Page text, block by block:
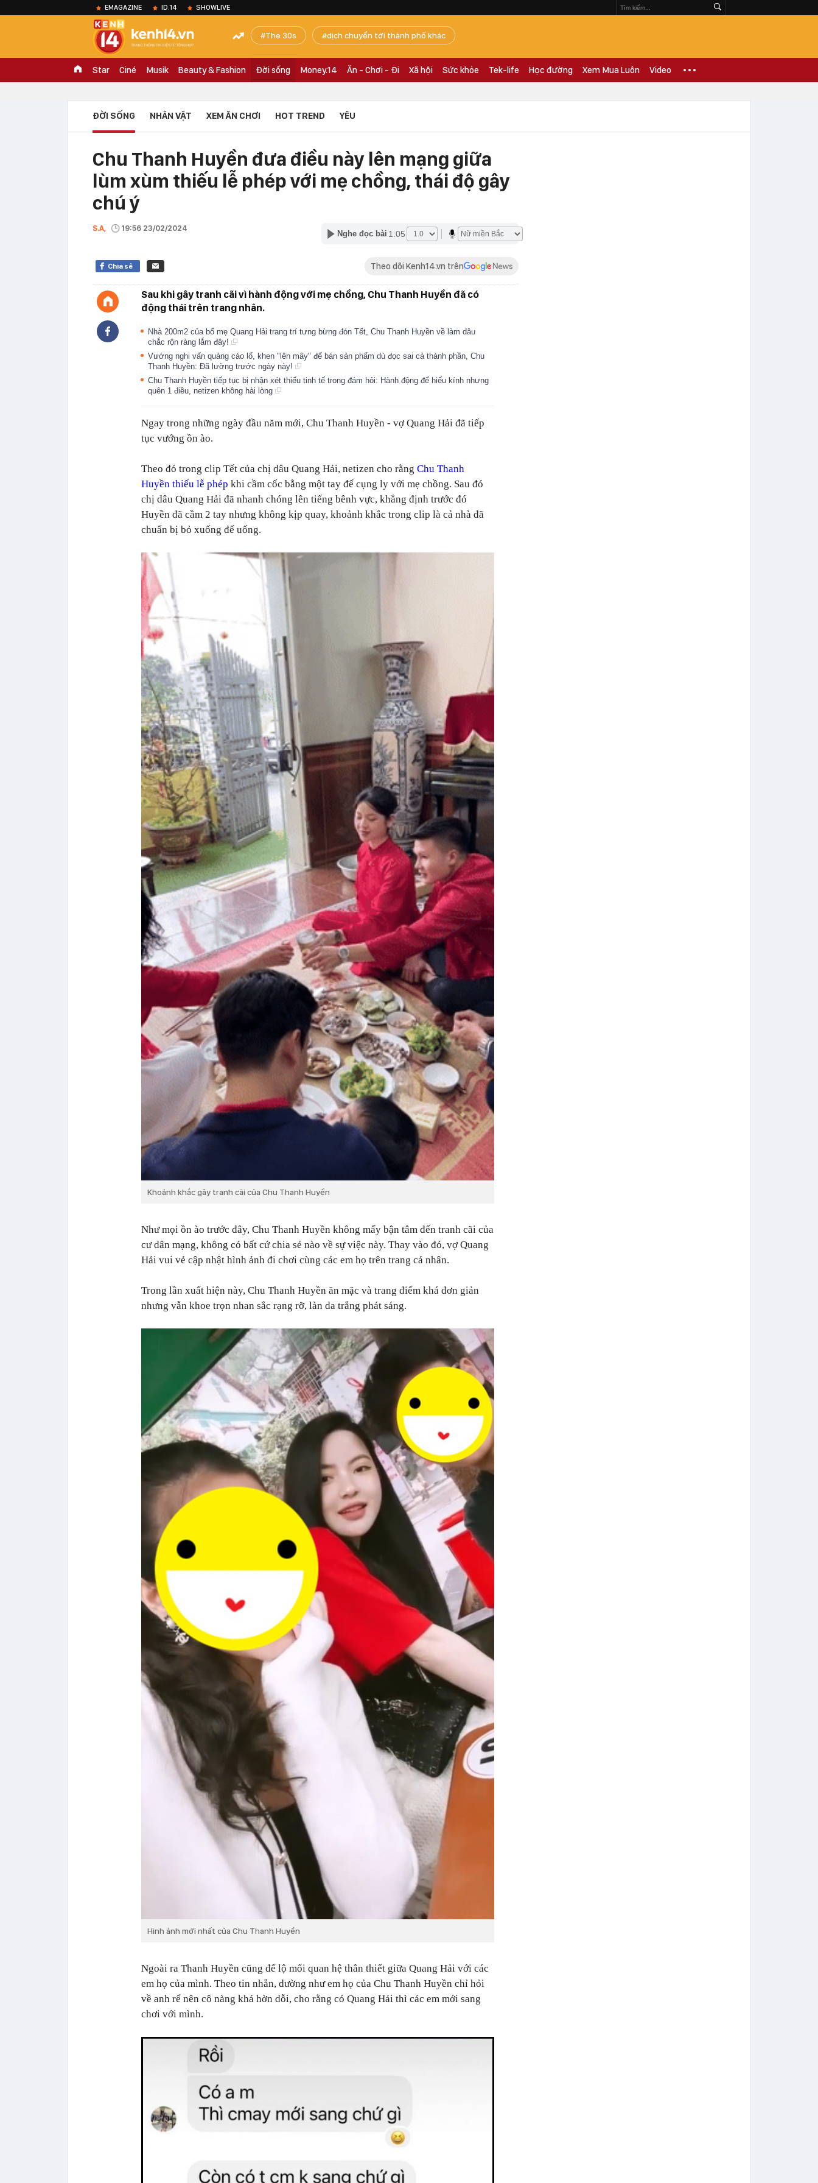
EMAGAZINE ID.14 SHOWLIVE
The 30s dịch chuyển tới thành phố khác
Star Ciné Musik Beauty & Fashion Đời sống Money.14 Ăn - Chơi - Đi Xã hội Sức khỏe Tek-life Học đường Xem Mua Luôn Video
ĐỜI SỐNG NHÂN VẬT XEM ĂN CHƠI HOT TREND YÊU
Chu Thanh Huyền đưa điều này lên mạng giữa
lùm xùm thiếu lễ phép với mẹ chồng, thái độ gây
chú ý
S.A, 19:56 23/02/2024
Nghe đọc bài 1:05
Chia sẻ Theo dõi Kenh14.vn trên
Sau khi gây tranh cãi vì hành động với mẹ chồng, Chu Thanh Huyền đã có
động thái trên trang nhân.
Nhà 200m2 của bố mẹ Quang Hải trang trí tưng bừng đón Tết, Chu Thanh Huyền về làm dâu
chắc rộn ràng lắm đây!
Vướng nghi vấn quảng cáo lố, khen "lên mây" để bán sản phẩm dù đọc sai cả thành phần, Chu
Thanh Huyền: Đã lường trước ngày này!
Chu Thanh Huyền tiếp tục bị nhận xét thiếu tinh tế trong đám hỏi: Hành động để hiếu kính nhưng
quên 1 điều, netizen không hài lòng
Ngay trong những ngày đầu năm mới, Chu Thanh Huyền - vợ Quang Hải đã tiếp
tục vướng ồn ào.
Theo đó trong clip Tết của chị dâu Quang Hải, netizen cho rằng Chu Thanh
Huyền thiếu lễ phép khi cầm cốc bằng một tay để cụng ly với mẹ chồng. Sau đó
chị dâu Quang Hải đã nhanh chóng lên tiếng bênh vực, khẳng định trước đó
Huyền đã cầm 2 tay nhưng không kịp quay, khoảnh khắc trong clip là cả nhà đã
chuẩn bị bỏ xuống để uống.
Khoảnh khắc gây tranh cãi của Chu Thanh Huyền
Như mọi ồn ào trước đây, Chu Thanh Huyền không mấy bận tâm đến tranh cãi của
cư dân mạng, không có bất cứ chia sẻ nào về sự việc này. Thay vào đó, vợ Quang
Hải vui vẻ cập nhật hình ảnh đi chơi cùng các em họ trên trang cá nhân.
Trong lần xuất hiện này, Chu Thanh Huyền ăn mặc và trang điểm khá đơn giản
nhưng vẫn khoe trọn nhan sắc rạng rỡ, làn da trắng phát sáng.
Hình ảnh mới nhất của Chu Thanh Huyền
Ngoài ra Thanh Huyền cũng để lộ mối quan hệ thân thiết giữa Quang Hải với các
em họ của mình. Theo tin nhắn, dường như em họ của Chu Thanh Huyền chỉ hỏi
về anh rể nên cô nàng khá hờn dỗi, cho rằng có Quang Hải thì các em mới sang
chơi với mình.